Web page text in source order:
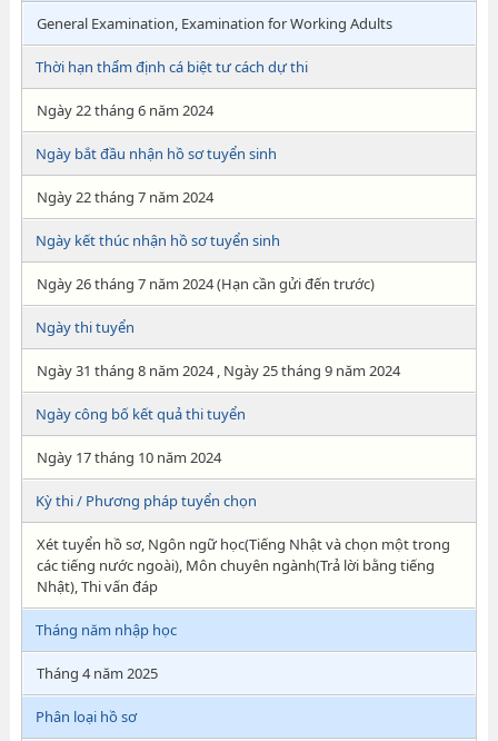
General Examination, Examination for Working Adults
Thời hạn thẩm định cá biệt tư cách dự thi
Ngày 22 tháng 6 năm 2024
Ngày bắt đầu nhận hồ sơ tuyển sinh
Ngày 22 tháng 7 năm 2024
Ngày kết thúc nhận hồ sơ tuyển sinh
Ngày 26 tháng 7 năm 2024 (Hạn cần gửi đến trước)
Ngày thi tuyển
Ngày 31 tháng 8 năm 2024 , Ngày 25 tháng 9 năm 2024
Ngày công bố kết quả thi tuyển
Ngày 17 tháng 10 năm 2024
Kỳ thi / Phương pháp tuyển chọn
Xét tuyển hồ sơ, Ngôn ngữ học(Tiếng Nhật và chọn một trong
các tiếng nước ngoài), Môn chuyên ngành(Trả lời bằng tiếng
Nhật), Thi vấn đáp
Tháng năm nhập học
Tháng 4 năm 2025
Phân loại hồ sơ